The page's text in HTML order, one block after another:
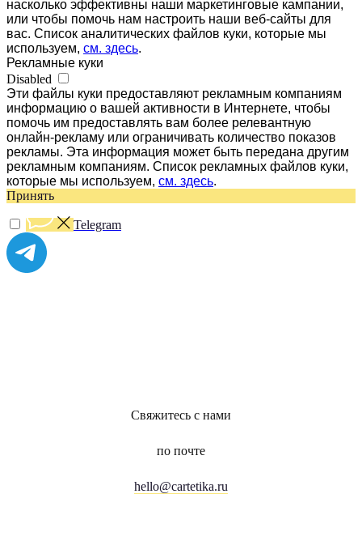
насколько эффективны наши маркетинговые кампании,
или чтобы помочь нам настроить наши веб-сайты для
вас. Список аналитических файлов куки, которые мы
используем, см. здесь.
Рекламные куки
Disabled
Эти файлы куки предоставляют рекламным компаниям
информацию о вашей активности в Интернете, чтобы
помочь им предоставлять вам более релевантную
онлайн-рекламу или ограничивать количество показов
рекламы. Эта информация может быть передана другим
рекламным компаниям. Список рекламных файлов куки,
которые мы используем, см. здесь.
Принять
Telegram
Свяжитесь с нами
по почте
hello@cartetika.ru